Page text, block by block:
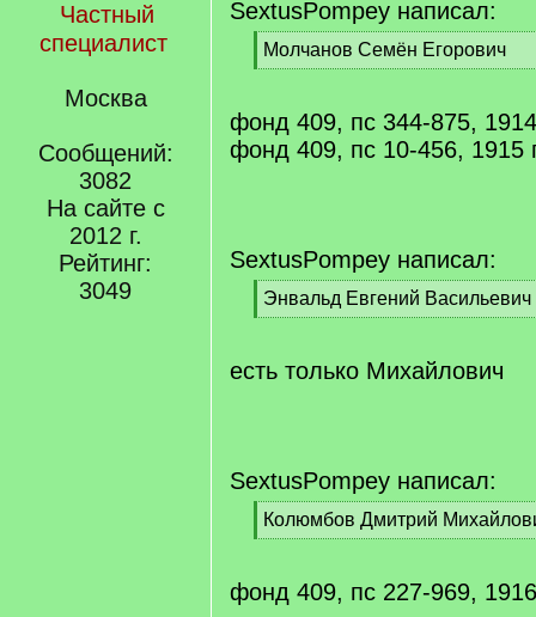
Частный
специалист
Москва
Сообщений:
3082
На сайте с
2012 г.
Рейтинг:
3049
SextusPompey написал:
[
q
Молчанов Семён Егорович
[
q
]
фонд 409, пс 344-875,
фонд 409, пс 10-456, 1915
SextusPompey написал:
[
q
Энвальд Евгений Васильевич
[
q
]
есть только Михайлович
SextusPompey написал:
[
q
Колюмбов Дмитрий
[
q
]
фонд 409, пс 227-969,